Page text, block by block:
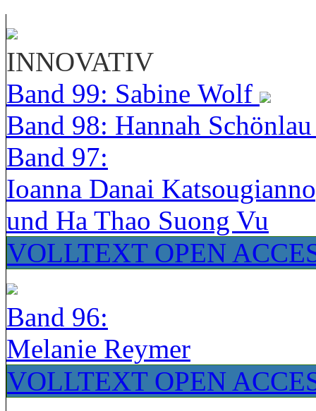
INNOVATIV
Band 99: Sabine Wolf
Band 98: Hannah
Band 97:
Ioanna Danai
und Ha Thao Suong Vu
VOLLTEXT OPEN
Band 96:
Melanie Reymer
VOLLTEXT OPEN